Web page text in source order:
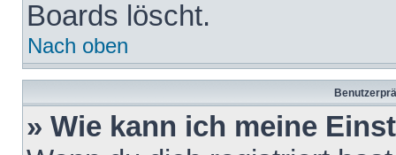
Boards löscht.
Nach oben
» Wie kann ich meine